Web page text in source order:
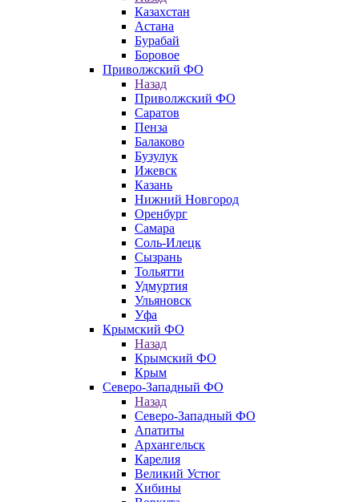
Казахстан
Астана
Бурабай
Боровое
Приволжский ФО
Назад
Приволжский ФО
Саратов
Пенза
Балаково
Бузулук
Ижевск
Казань
Нижний Новгород
Оренбург
Самара
Соль-Илецк
Сызрань
Тольятти
Удмуртия
Ульяновск
Уфа
Крымский ФО
Назад
Крымский ФО
Крым
Северо-Западный ФО
Назад
Северо-Западный ФО
Апатиты
Архангельск
Карелия
Великий Устюг
Хибины